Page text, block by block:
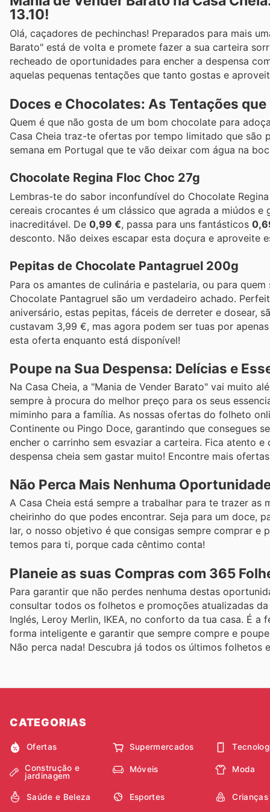
13.10!
Olá, caçadores de pechinchas! Preparados para mais
Barato" está de volta e promete fazer a sua carteira
recheado de oportunidades para encher a despensa
aquelas pequenas tentações que tanto gostas e
Doces e Chocolates: As Tentações que
Quem é que não gosta de um bom chocolate para
Casa Cheia traz-te ofertas por tempo limitado que são
semana em Portugal que te vão deixar com água na
Chocolate Regina Floc Choc 27g
Lembras-te do sabor inconfundível do Chocolate
cereais crocantes é um clássico que agrada a miúdos
inacreditável. De 0,99 €, passa para uns fantásticos
desconto. Não deixes escapar esta doçura e aproveite
Pepitas de Chocolate Pantagruel 200g
Para os amantes de culinária e pastelaria, ou para
Chocolate Pantagruel são um verdadeiro achado.
aniversário, estas pepitas, fáceis de derreter e dosear,
custavam 3,99 €, mas agora podem ser tuas por
esta oferta enquanto está disponível!
Poupe na Sua Despensa: Delícias e
Na Casa Cheia, a "Mania de Vender Barato" vai muito
sempre à procura do melhor preço para os seus
miminho para a família. As nossas ofertas do folheto
Continente ou Pingo Doce, garantindo que consegues
encher o carrinho sem esvaziar a carteira. Fica atento
despensa cheia sem gastar muito! Encontre mais
Não Perca Mais Nenhuma
A Casa Cheia está sempre a trabalhar para te trazer
cheirinho do que podes encontrar. Seja para um doce,
lar, o nosso objetivo é que consigas sempre comprar
temos para ti, porque cada cêntimo conta!
Planeie as suas Compras com 365
Para garantir que não perdes nenhuma destas
consultar todos os folhetos e promoções atualizadas
Inglés, Leroy Merlin, IKEA, no conforto da tua casa. É
forma inteligente e garantir que sempre compre e
Não perca nada! Descubra já todos os últimos folhetos
CATEGORIAS
Ofertas Supermercados
Construção e
jardinagem
Móveis Moda
Saúde e Beleza Esportes Crianças